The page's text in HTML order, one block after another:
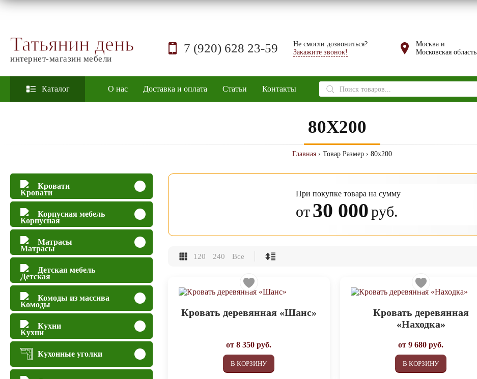
Татьянин день
интернет-магазин мебели
7 (920) 628 23-59
Не смогли дозвониться?
Закажите звонок!
Москва и
Московская область
Каталог О нас Доставка и оплата Статьи Контакты
Поиск
товаров
80X200
Главная › Товар Размер › 80x200
Кровати
Корпусная мебель
Матрасы
Детская мебель
Комоды из массива
Кухни
Кухонные уголки
При покупке товара на сумму
от30 000руб.
120 240 Все
Кровать деревянная «Шанс»
от8 350 руб.
В КОРЗИНУ
Кровать деревянная
«Находка»
от9 680 руб.
В КОРЗИНУ